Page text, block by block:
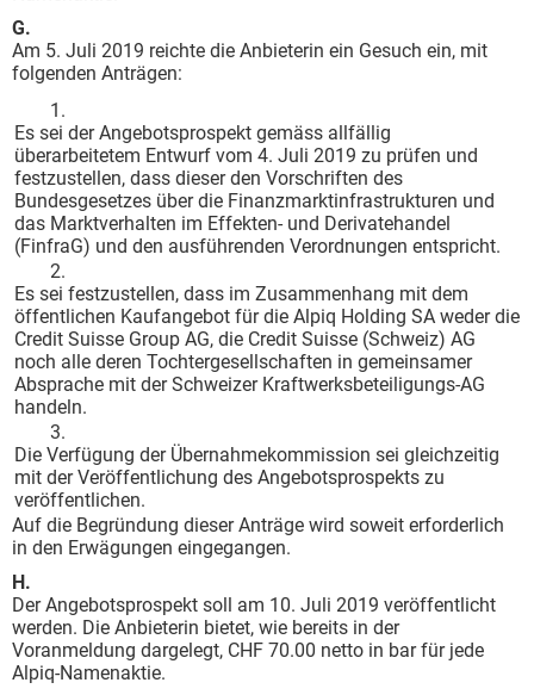
G.
Am 5. Juli 2019 reichte die Anbieterin ein Gesuch ein, mit
folgenden Anträgen:
1.
Es sei der Angebotsprospekt gemäss allfällig
überarbeitetem Entwurf vom 4. Juli 2019 zu prüfen und
festzustellen, dass dieser den Vorschriften des
Bundesgesetzes über die Finanzmarktinfrastrukturen und
das Marktverhalten im Effekten- und Derivatehandel
(FinfraG) und den ausführenden Verordnungen entspricht.
2.
Es sei festzustellen, dass im Zusammenhang mit dem
öffentlichen Kaufangebot für die Alpiq Holding SA weder die
Credit Suisse Group AG, die Credit Suisse (Schweiz) AG
noch alle deren Tochtergesellschaften in gemeinsamer
Absprache mit der Schweizer Kraftwerksbeteiligungs-AG
handeln.
3.
Die Verfügung der Übernahmekommission sei gleichzeitig
mit der Veröffentlichung des Angebotsprospekts zu
veröffentlichen.
Auf die Begründung dieser Anträge wird soweit erforderlich
in den Erwägungen eingegangen.
H.
Der Angebotsprospekt soll am 10. Juli 2019 veröffentlicht
werden. Die Anbieterin bietet, wie bereits in der
Voranmeldung dargelegt, CHF 70.00 netto in bar für jede
Alpiq-Namenaktie.